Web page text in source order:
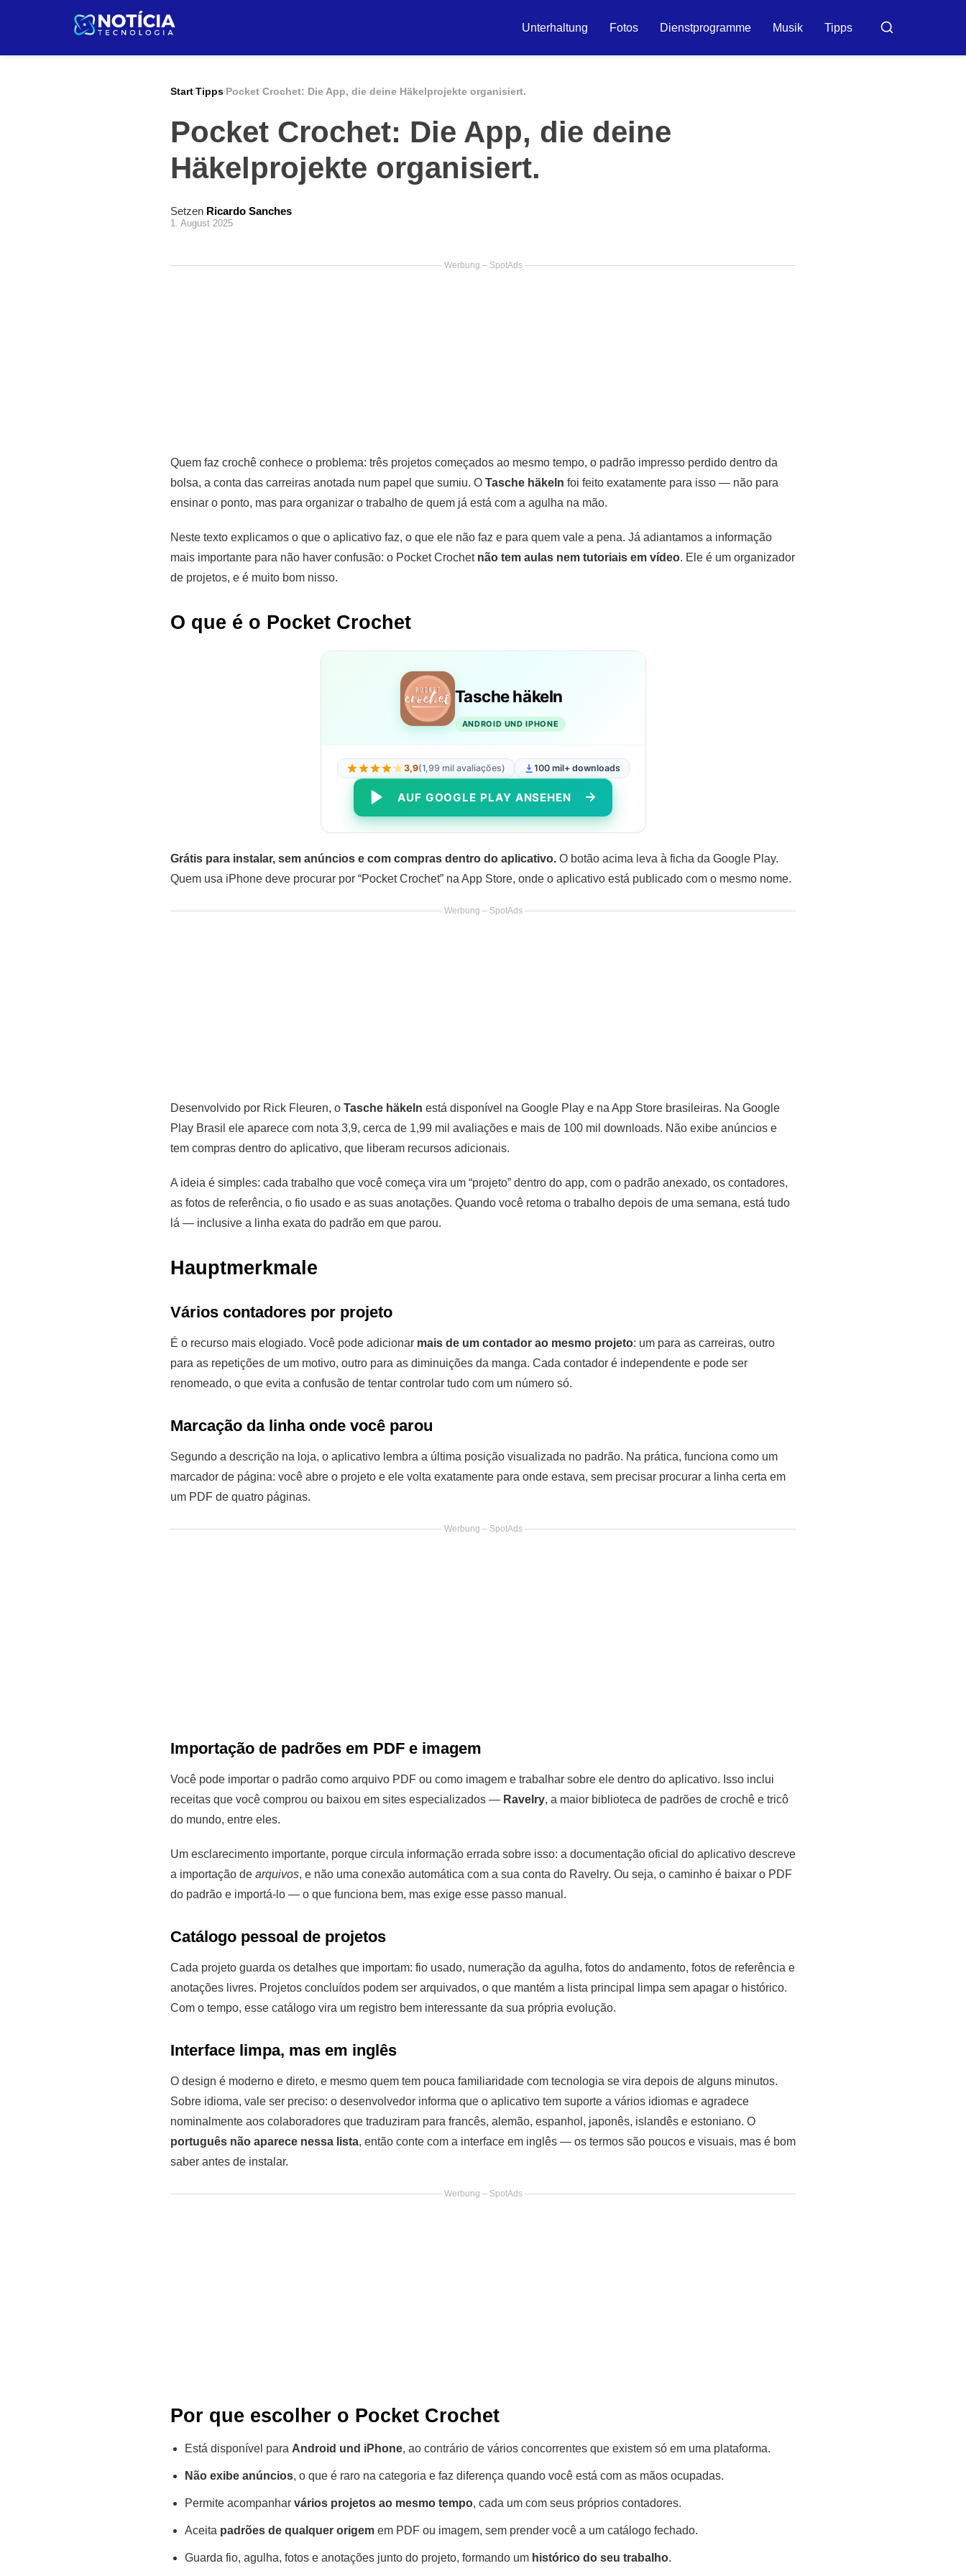
Unterhaltung Fotos Dienstprogramme Musik Tipps Buscar
Start/Tipps/ Pocket Crochet: Die App, die deine Häkelprojekte organisiert.
Pocket Crochet: Die App, die deine
Häkelprojekte organisiert.
Setzen Ricardo Sanches
1. August 2025
Werbung – SpotAds
Quem faz crochê conhece o problema: três projetos começados ao mesmo tempo, o padrão impresso perdido dentro da
bolsa, a conta das carreiras anotada num papel que sumiu. O Tasche häkeln foi feito exatamente para isso — não para
ensinar o ponto, mas para organizar o trabalho de quem já está com a agulha na mão.
Neste texto explicamos o que o aplicativo faz, o que ele não faz e para quem vale a pena. Já adiantamos a informação
mais importante para não haver confusão: o Pocket Crochet não tem aulas nem tutoriais em vídeo. Ele é um organizador
de projetos, e é muito bom nisso.
O que é o Pocket Crochet
Tasche häkeln
ANDROID UND IPHONE
3,9(1,99 mil avaliações) 100 mil+ downloads
AUF GOOGLE PLAY ANSEHEN
Grátis para instalar, sem anúncios e com compras dentro do aplicativo. O botão acima leva à ficha da Google Play.
Quem usa iPhone deve procurar por “Pocket Crochet” na App Store, onde o aplicativo está publicado com o mesmo nome.
Werbung – SpotAds
Desenvolvido por Rick Fleuren, o Tasche häkeln está disponível na Google Play e na App Store brasileiras. Na Google
Play Brasil ele aparece com nota 3,9, cerca de 1,99 mil avaliações e mais de 100 mil downloads. Não exibe anúncios e
tem compras dentro do aplicativo, que liberam recursos adicionais.
A ideia é simples: cada trabalho que você começa vira um “projeto” dentro do app, com o padrão anexado, os contadores,
as fotos de referência, o fio usado e as suas anotações. Quando você retoma o trabalho depois de uma semana, está tudo
lá — inclusive a linha exata do padrão em que parou.
Hauptmerkmale
Vários contadores por projeto
É o recurso mais elogiado. Você pode adicionar mais de um contador ao mesmo projeto: um para as carreiras, outro
para as repetições de um motivo, outro para as diminuições da manga. Cada contador é independente e pode ser
renomeado, o que evita a confusão de tentar controlar tudo com um número só.
Marcação da linha onde você parou
Segundo a descrição na loja, o aplicativo lembra a última posição visualizada no padrão. Na prática, funciona como um
marcador de página: você abre o projeto e ele volta exatamente para onde estava, sem precisar procurar a linha certa em
um PDF de quatro páginas.
Werbung – SpotAds
Importação de padrões em PDF e imagem
Você pode importar o padrão como arquivo PDF ou como imagem e trabalhar sobre ele dentro do aplicativo. Isso inclui
receitas que você comprou ou baixou em sites especializados — Ravelry, a maior biblioteca de padrões de crochê e tricô
do mundo, entre eles.
Um esclarecimento importante, porque circula informação errada sobre isso: a documentação oficial do aplicativo descreve
a importação de arquivos, e não uma conexão automática com a sua conta do Ravelry. Ou seja, o caminho é baixar o PDF
do padrão e importá-lo — o que funciona bem, mas exige esse passo manual.
Catálogo pessoal de projetos
Cada projeto guarda os detalhes que importam: fio usado, numeração da agulha, fotos do andamento, fotos de referência e
anotações livres. Projetos concluídos podem ser arquivados, o que mantém a lista principal limpa sem apagar o histórico.
Com o tempo, esse catálogo vira um registro bem interessante da sua própria evolução.
Interface limpa, mas em inglês
O design é moderno e direto, e mesmo quem tem pouca familiaridade com tecnologia se vira depois de alguns minutos.
Sobre idioma, vale ser preciso: o desenvolvedor informa que o aplicativo tem suporte a vários idiomas e agradece
nominalmente aos colaboradores que traduziram para francês, alemão, espanhol, japonês, islandês e estoniano. O
português não aparece nessa lista, então conte com a interface em inglês — os termos são poucos e visuais, mas é bom
saber antes de instalar.
Werbung – SpotAds
Por que escolher o Pocket Crochet
Está disponível para Android und iPhone, ao contrário de vários concorrentes que existem só em uma plataforma.
Não exibe anúncios, o que é raro na categoria e faz diferença quando você está com as mãos ocupadas.
Permite acompanhar vários projetos ao mesmo tempo, cada um com seus próprios contadores.
Aceita padrões de qualquer origem em PDF ou imagem, sem prender você a um catálogo fechado.
Guarda fio, agulha, fotos e anotações junto do projeto, formando um histórico do seu trabalho.